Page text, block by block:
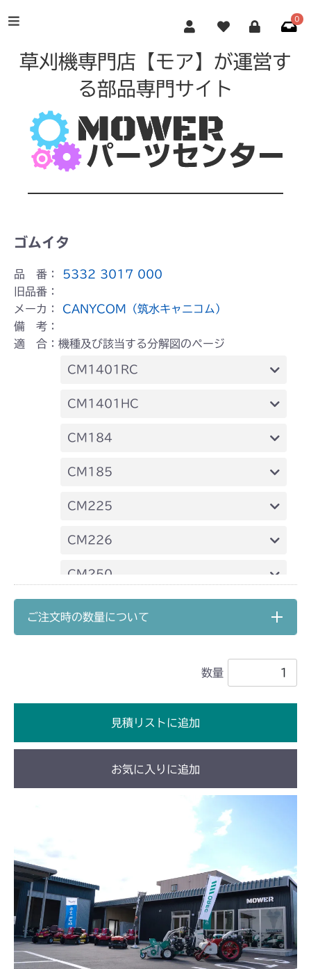
0
草刈機専門店【モア】が運営す
る部品専門サイト
ゴムイタ
品 番：
5332 3017 000
旧品番：
メーカ： CANYCOM（筑水キャニコム）
備 考：
適 合：機種及び該当する分解図のページ
CM1401RC
本体 FIG15 ステアリング
CM1401HC
本体 FIG16 ステアリング
CM184
本体 FIG19 ステアリング
CM185
本体 FIG17 ステアリング
CM225
本体 FIG25 ステアリング
CM226
本体 FIG23 ステアリング
CM250
本体 FIG24 ステアリング
本体 FIG17 ステアリング
CM2201YCV/YCS
本体 FIG19 ステアリング
CM2403HC/HCS
本体 FIG16 ステアリング
本体 FIG17 ステアリング
本体 FIG19 ステアリング
CMX1402RC
本体 FIG16 ステアリング
CMX1402HC
本体 FIG17 ステアリング
CMX186
ご注文時の数量について
数量
見積リストに追加
お気に入りに追加